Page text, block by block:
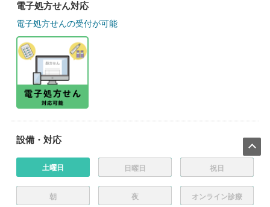
電子処方せん対応
電子処方せんの受付が可能
設備・対応
土曜日 日曜日 祝日
朝 夜 オンライン診療